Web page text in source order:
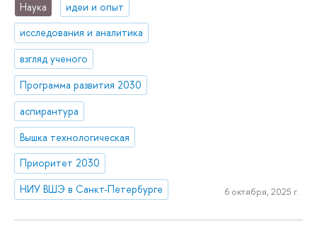
Наука
идеи и опыт
исследования и аналитика
взгляд ученого
Программа развития 2030
аспирантура
Вышка технологическая
Приоритет 2030
НИУ ВШЭ в Санкт-Петербурге
6 октября, 2025 г.